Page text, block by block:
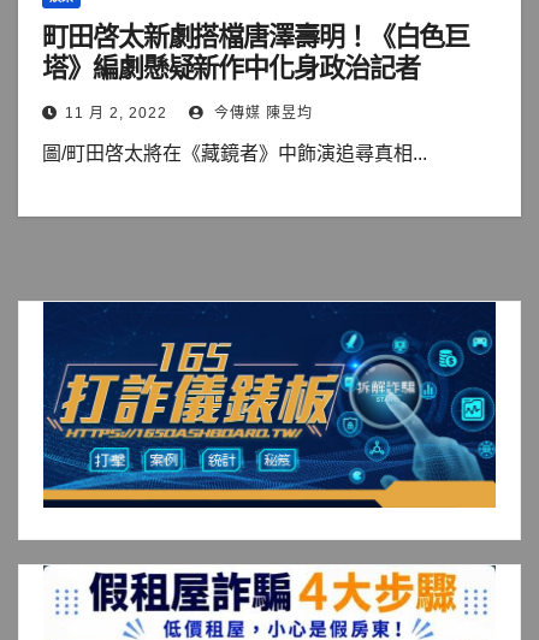
町田啓太新劇搭檔唐澤壽明！《白色巨
塔》編劇懸疑新作中化身政治記者
11 月 2, 2022 今傳媒 陳昱均
圖/町田啓太將在《藏鏡者》中飾演追尋真相...